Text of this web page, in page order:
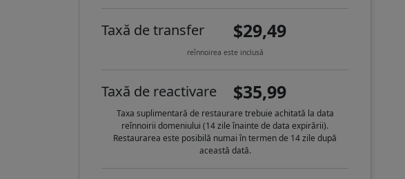
Taxă de transfer $29,49
reînnoirea este inclusă
Taxă de reactivare $35,99
Taxa suplimentară de restaurare trebuie achitată la data
reînnoirii domeniului (14 zile înainte de data expirării).
Restaurarea este posibilă numai în termen de 14 zile după
această dată.